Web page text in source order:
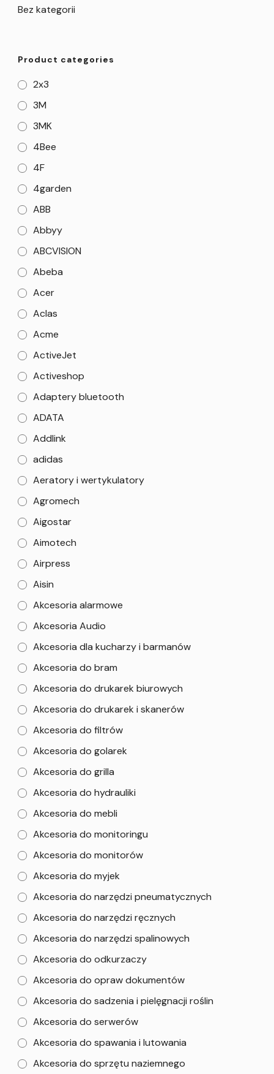
Bez kategorii
Product categories
2x3
3M
3MK
4Bee
4F
4garden
ABB
Abbyy
ABCVISION
Abeba
Acer
Aclas
Acme
ActiveJet
Activeshop
Adaptery bluetooth
ADATA
Addlink
adidas
Aeratory i wertykulatory
Agromech
Aigostar
Aimotech
Airpress
Aisin
Akcesoria alarmowe
Akcesoria Audio
Akcesoria dla kucharzy i barmanów
Akcesoria do bram
Akcesoria do drukarek biurowych
Akcesoria do drukarek i skanerów
Akcesoria do filtrów
Akcesoria do golarek
Akcesoria do grilla
Akcesoria do hydrauliki
Akcesoria do mebli
Akcesoria do monitoringu
Akcesoria do monitorów
Akcesoria do myjek
Akcesoria do narzędzi pneumatycznych
Akcesoria do narzędzi ręcznych
Akcesoria do narzędzi spalinowych
Akcesoria do odkurzaczy
Akcesoria do opraw dokumentów
Akcesoria do sadzenia i pielęgnacji roślin
Akcesoria do serwerów
Akcesoria do spawania i lutowania
Akcesoria do sprzętu naziemnego